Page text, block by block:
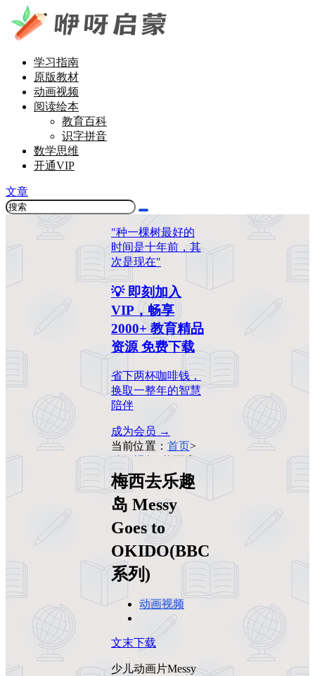
学习指南
原版教材
动画视频
阅读绘本
教育百科
识字拼音
数学思维
开通VIP
文章
"种一棵树最好的
时间是十年前，其
次是现在"
💡 即刻加入
VIP，畅享
2000+ 教育精品
资源 免费下载
省下两杯咖啡钱，
换取一整年的智慧
陪伴
成为会员 →
当前位置： 首页>
动画视频
梅西去
乐趣岛 Messy Goes
to OKIDO(BBC系
列)
梅西去乐趣
岛 Messy
Goes to
OKIDO(BBC
系列)
动画视频
文末下载
少儿动画片Messy